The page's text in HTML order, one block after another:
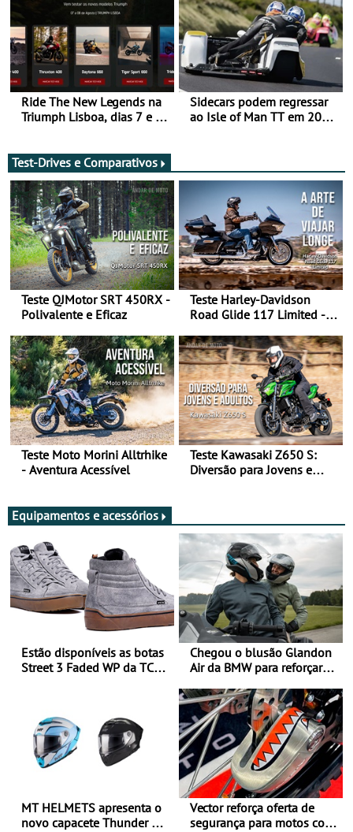
Ride The New Legends na
Triumph Lisboa, dias 7 e 8
Sidecars podem regressar
ao Isle of Man TT em 2027
Test-Drives e Comparativos
Teste QJMotor SRT 450RX -
Polivalente e Eficaz
Teste Harley-Davidson
Road Glide 117 Limited - A
Teste Moto Morini Alltrhike
- Aventura Acessível
Teste Kawasaki Z650 S:
Diversão para Jovens e
Equipamentos e acessórios
Estão disponíveis as botas
Street 3 Faded WP da TCX
Chegou o blusão Glandon
Air da BMW para reforçar
verão
MT HELMETS apresenta o
novo capacete Thunder 4 R
Vector reforça oferta de
segurança para motos com